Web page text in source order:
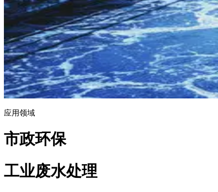
应用领域
市政环保
工业废水处理